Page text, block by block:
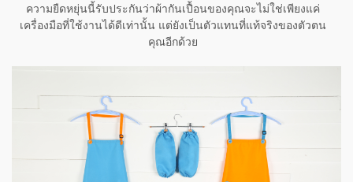
ความยืดหยุ่นนี้รับประกันว่าผ้ากันเปื้อนของคุณจะไม่ใช่เพียงแค่
เครื่องมือที่ใช้งานได้ดีเท่านั้น แต่ยังเป็นตัวแทนที่แท้จริงของตัวตน
คุณอีกด้วย